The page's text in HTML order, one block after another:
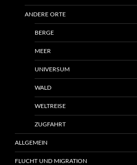
ANDERE ORTE
BERGE
MEER
UNIVERSUM
WALD
WELTREISE
ZUGFAHRT
ALLGEMEIN
FLUCHT UND MIGRATION